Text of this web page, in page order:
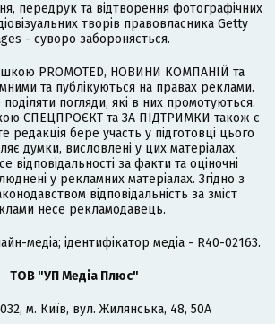
передрук та відтворення фотографічних
творів правовласника Getty
- суворо забороняється.
PROMOTED, НОВИНИ КОМПАНІЙ та
та публікуються на правах реклами.
погляди, які в них промотуються.
СПЕЦПРОЄКТ та ЗА ПІДТРИМКИ також є
редакція бере участь у підготовці цього
думки, висловлені у цих матеріалах.
відповідальності за факти та оціночні
у рекламних матеріалах. Згідно з
відповідальність за зміст
несе рекламодавець.
медіа; ідентифікатор медіа - R40-02163.
ТОВ "УП Медіа Плюс"
м. Київ, вул. Жилянська, 48, 50А